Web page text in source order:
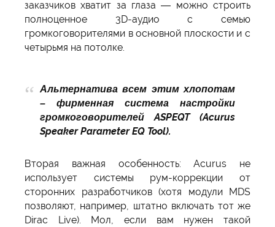
заказчиков хватит за глаза — можно строить
полноценное 3D-аудио с семью
громкоговорителями в основной плоскости и c
четырьмя на потолке.
Альтернатива всем этим хлопотам
– фирменная система настройки
громкоговорителей ASPEQT (Acurus
Speaker Parameter EQ Tool).
Вторая важная особенность: Acurus не
использует системы рум-коррекции от
сторонних разработчиков (хотя модули MDS
позволяют, например, штатно включать тот же
Dirac Live). Мол, если вам нужен такой